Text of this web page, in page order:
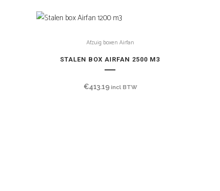
Afzuig boxen Airfan
STALEN BOX AIRFAN 2500 M3
€413.19 incl BTW